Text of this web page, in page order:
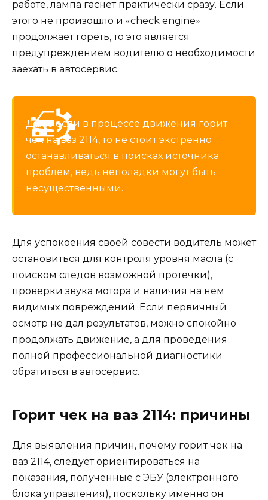
работе, лампа гаснет практически сразу. Если
этого не произошло и «check engine»
продолжает гореть, то это является
предупреждением водителю о необходимости
заехать в автосервис.
Даже если в процессе движения горит
чек на ваз 2114, то не стоит экстренно
останавливаться в поисках источника
проблем, ведь неполадки могут быть
несущественными.
Для успокоения своей совести водитель может
остановиться для контроля уровня масла (с
поиском следов возможной протечки),
проверки звука мотора и наличия на нем
видимых повреждений. Если первичный
осмотр не дал результатов, можно спокойно
продолжать движение, а для проведения
полной профессиональной диагностики
обратиться в автосервис.
Горит чек на ваз 2114: причины
Для выявления причин, почему горит чек на
ваз 2114, следует ориентироваться на
показания, полученные с ЭБУ (электронного
блока управления), поскольку именно он